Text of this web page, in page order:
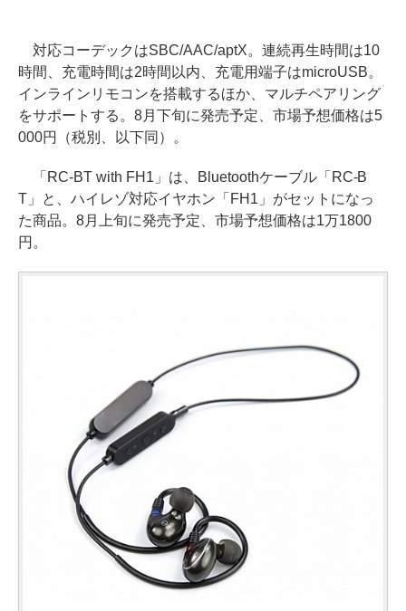
対応コーデックはSBC/AAC/aptX。連続再生時間は10
時間、充電時間は2時間以内、充電用端子はmicroUSB。
インラインリモコンを搭載するほか、マルチペアリング
をサポートする。8月下旬に発売予定、市場予想価格は5
000円（税別、以下同）。
「RC-BT with FH1」は、Bluetoothケーブル「RC-B
T」と、ハイレゾ対応イヤホン「FH1」がセットになっ
た商品。8月上旬に発売予定、市場予想価格は1万1800
円。